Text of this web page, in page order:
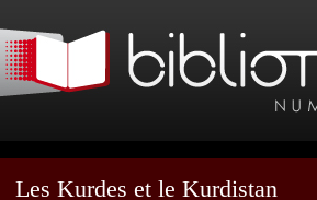
Les Kurdes et le Kurdistan